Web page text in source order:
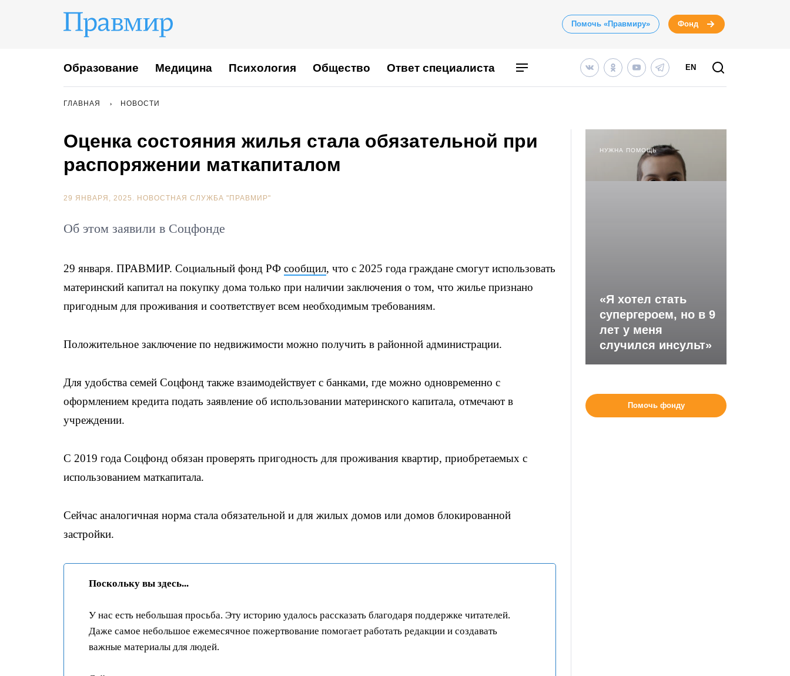
Помочь «Правмиру» Фонд
Образование Медицина Психология Общество Ответ специалиста EN
ГЛАВНАЯ НОВОСТИ
Оценка состояния жилья стала обязательной при
распоряжении маткапиталом
29 ЯНВАРЯ, 2025. НОВОСТНАЯ СЛУЖБА "ПРАВМИР"
Об этом заявили в Соцфонде
29 января. ПРАВМИР. Социальный фонд РФ сообщил, что с 2025 года граждане смогут использовать
материнский капитал на покупку дома только при наличии заключения о том, что жилье признано
пригодным для проживания и соответствует всем необходимым требованиям.
Положительное заключение по недвижимости можно получить в районной администрации.
Для удобства семей Соцфонд также взаимодействует с банками, где можно одновременно с
оформлением кредита подать заявление об использовании материнского капитала, отмечают в
учреждении.
С 2019 года Соцфонд обязан проверять пригодность для проживания квартир, приобретаемых с
использованием маткапитала.
Сейчас аналогичная норма стала обязательной и для жилых домов или домов блокированной
застройки.
Поскольку вы здесь...
У нас есть небольшая просьба. Эту историю удалось рассказать благодаря поддержке читателей.
Даже самое небольшое ежемесячное пожертвование помогает работать редакции и создавать
важные материалы для людей.
НУЖНА ПОМОЩЬ
«Я хотел стать
супергероем, но в 9
лет у меня
случился инсульт»
Помочь фонду